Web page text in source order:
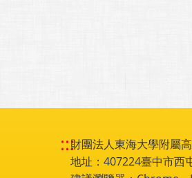
:::財團法人東海大學附屬
地址：407224臺中市西